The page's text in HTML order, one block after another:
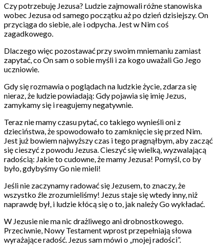
Czy potrzebuję Jezusa? Ludzie zajmowali różne stanowiska
wobec Jezusa od samego początku aż po dzień dzisiejszy. On
przyciąga do siebie, ale i odpycha. Jest w Nim coś
zagadkowego.
Dlaczego więc pozostawać przy swoim mniemaniu zamiast
zapytać, co On sam o sobie myśli i za kogo uważali Go Jego
uczniowie.
Gdy się rozmawia o poglądach na ludzkie życie, zdarza się
nieraz, że ludzie powiadają: Gdy pojawia się imię Jezus,
zamykamy się i reagujemy negatywnie.
Teraz nie mamy czasu pytać, co takiego wynieśli oni z
dzieciństwa, że spowodowało to zamknięcie się przed Nim.
Jest już bowiem najwyższy czas i tego pragnąłbym, aby zacząć
się cieszyć z powodu Jezusa. Cieszyć się wielką, wyzwalającą
radością: Jakie to cudowne, że mamy Jezusa! Pomyśl, co by
było, gdybyśmy Go nie mieli!
Jeśli nie zaczynamy radować się Jezusem, to znaczy, że
wszystko źle zrozumieliśmy! Jezus staje się wtedy inny, niż
naprawdę był, i ludzie kłócą się o to, jak należy Go wykładać.
W Jezusie nie ma nic drażliwego ani drobnostkowego.
Przeciwnie, Nowy Testament wprost przepełniają słowa
wyrażające radość. Jezus sam mówi o „mojej radości”.